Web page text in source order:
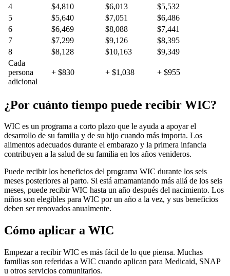
4
$4,810 $6,013
$5,532
5
$5,640 $7,051
$6,486
6
$6,469 $8,088
$7,441
7
$7,299 $9,126
$8,395
8
$8,128 $10,163
$9,349
Cada
persona
adicional
+ $830 + $1,038 + $955
¿Por cuánto tiempo puede recibir WIC?
WIC es un programa a corto plazo que le ayuda a apoyar el
desarrollo de su familia y de su hijo cuando más importa. Los
alimentos adecuados durante el embarazo y la primera infancia
contribuyen a la salud de su familia en los años venideros.
Puede recibir los beneficios del programa WIC durante los seis
meses posteriores al parto. Si está amamantando más allá de los seis
meses, puede recibir WIC hasta un año después del nacimiento. Los
niños son elegibles para WIC por un año a la vez, y sus beneficios
deben ser renovados anualmente.
Cómo aplicar a WIC
Empezar a recibir WIC es más fácil de lo que piensa. Muchas
familias son referidas a WIC cuando aplican para Medicaid, SNAP
u otros servicios comunitarios.